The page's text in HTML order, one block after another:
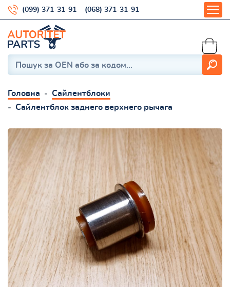
(099) 371-31-91 (068) 371-31-91
Головна
Сайлентблоки
Сайлентблок заднего верхнего рычага